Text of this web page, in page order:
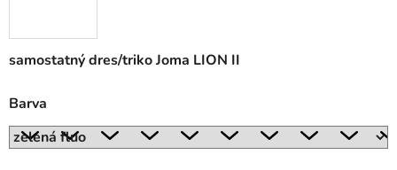
samostatný dres/triko Joma LION II
Barva